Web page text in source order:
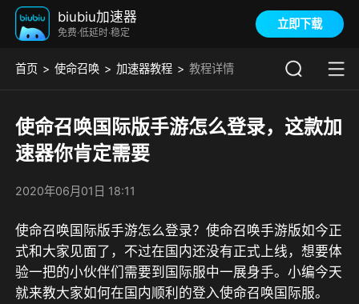
biubiu加速器
免费·低延时·稳定
立即下载
首页 使命召唤 加速器教程 教程详情
使命召唤国际版手游怎么登录，这款加
速器你肯定需要
2020年06月01日 18:11
使命召唤国际版手游怎么登录？使命召唤手游版如今正
式和大家见面了，不过在国内还没有正式上线，想要体
验一把的小伙伴们需要到国际服中一展身手。小编今天
就来教大家如何在国内顺利的登入使命召唤国际服。